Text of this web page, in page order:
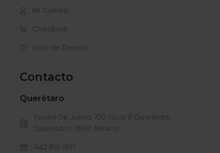
Mi Cuenta
Checkout
Lista de Deseos
Contacto
Querétaro
Paseo De Jurica 700 local 8 Querétaro
Querétaro 76100 México
442 810 1877